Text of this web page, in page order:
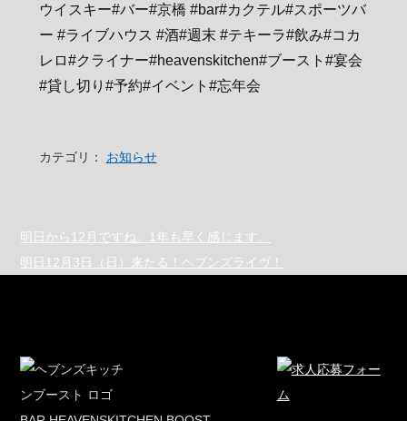
ウイスキー#バー#京橋 #bar#カクテル#スポーツバ
ー #ライブハウス #酒#週末 #テキーラ#飲み#コカ
レロ#クライナー#heavenskitchen#ブースト#宴会
#貸し切り#予約#イベント#忘年会
カテゴリ： お知らせ
明日から12月ですね。1年も早く感じます。
明日12月3日（日）来たる！ヘブンズライヴ！